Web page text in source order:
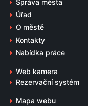
Úřad
O městě
Kontakty
Nabídka práce
Web kamera
Rezervační systém
Mapa webu